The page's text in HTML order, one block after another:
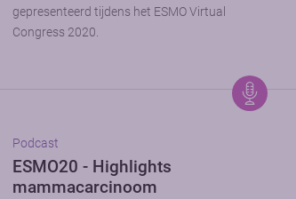
gepresenteerd tijdens het ESMO Virtual
Congress 2020.
Podcast
ESMO20 - Highlights
mammacarcinoom